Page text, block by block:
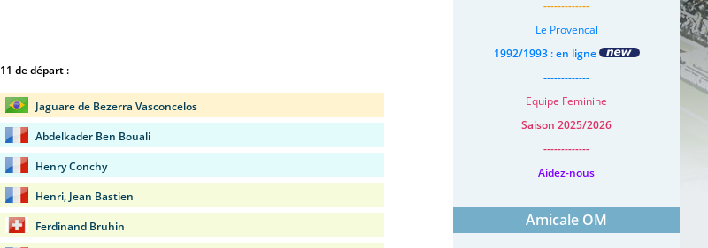
11 de départ :
Jaguare de Bezerra Vasconcelos
Abdelkader Ben Bouali
Henry Conchy
Henri, Jean Bastien
Ferdinand Bruhin
-------------
Le Provencal
1992/1993 : en ligne
-------------
Equipe Feminine
Saison 2025/2026
-------------
Aidez-nous
Amicale OM